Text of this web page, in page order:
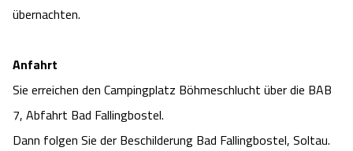
übernachten.
Anfahrt
Sie erreichen den Campingplatz Böhmeschlucht über die BAB
7, Abfahrt Bad Fallingbostel.
Dann folgen Sie der Beschilderung Bad Fallingbostel, Soltau.